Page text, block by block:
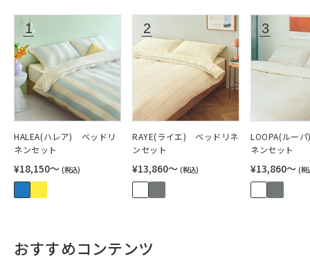
HALEA(ハレア) ベッドリ
ネンセット
¥18,150〜 (税込)
RAYE(ライエ) ベッドリネ
ンセット
¥13,860〜 (税込)
LOOPA(ルー
ネンセット
¥13,860〜 (税
おすすめコンテンツ